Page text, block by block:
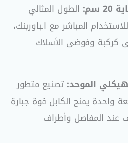
سم:
الطول المثالي
المباشر مع الباوربنك،
كركبة وفوضى الأسلاك
الموحد:تصنيع متطور
يمنح الكابل قوة جبارة
عند المفاصل وأطراف